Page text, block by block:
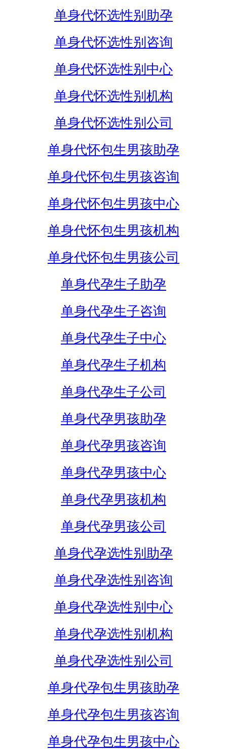
单身代怀选性别助孕
单身代怀选性别咨询
单身代怀选性别中心
单身代怀选性别机构
单身代怀选性别公司
单身代怀包生男孩助孕
单身代怀包生男孩咨询
单身代怀包生男孩中心
单身代怀包生男孩机构
单身代怀包生男孩公司
单身代孕生子助孕
单身代孕生子咨询
单身代孕生子中心
单身代孕生子机构
单身代孕生子公司
单身代孕男孩助孕
单身代孕男孩咨询
单身代孕男孩中心
单身代孕男孩机构
单身代孕男孩公司
单身代孕选性别助孕
单身代孕选性别咨询
单身代孕选性别中心
单身代孕选性别机构
单身代孕选性别公司
单身代孕包生男孩助孕
单身代孕包生男孩咨询
单身代孕包生男孩中心